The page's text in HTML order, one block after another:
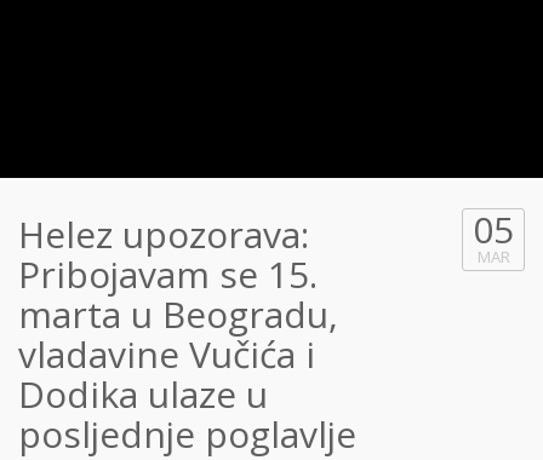
Helez upozorava:
Pribojavam se 15.
marta u Beogradu,
vladavine Vučića i
Dodika ulaze u
posljednje poglavlje
05
MAR